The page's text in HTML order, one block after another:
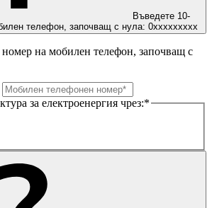
Въведете 10-
телефон, започващ с нула: 0ххххххххх
на мобилен телефон, започващ с
за електроенергия чрез:*